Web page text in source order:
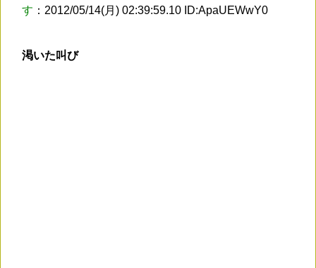
す ：2012/05/14(月) 02:39:59.10 ID:ApaUEWwY0
渇いた叫び